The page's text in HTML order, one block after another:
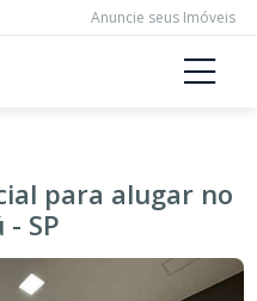
Anuncie seus Imóveis
para alugar no
SP